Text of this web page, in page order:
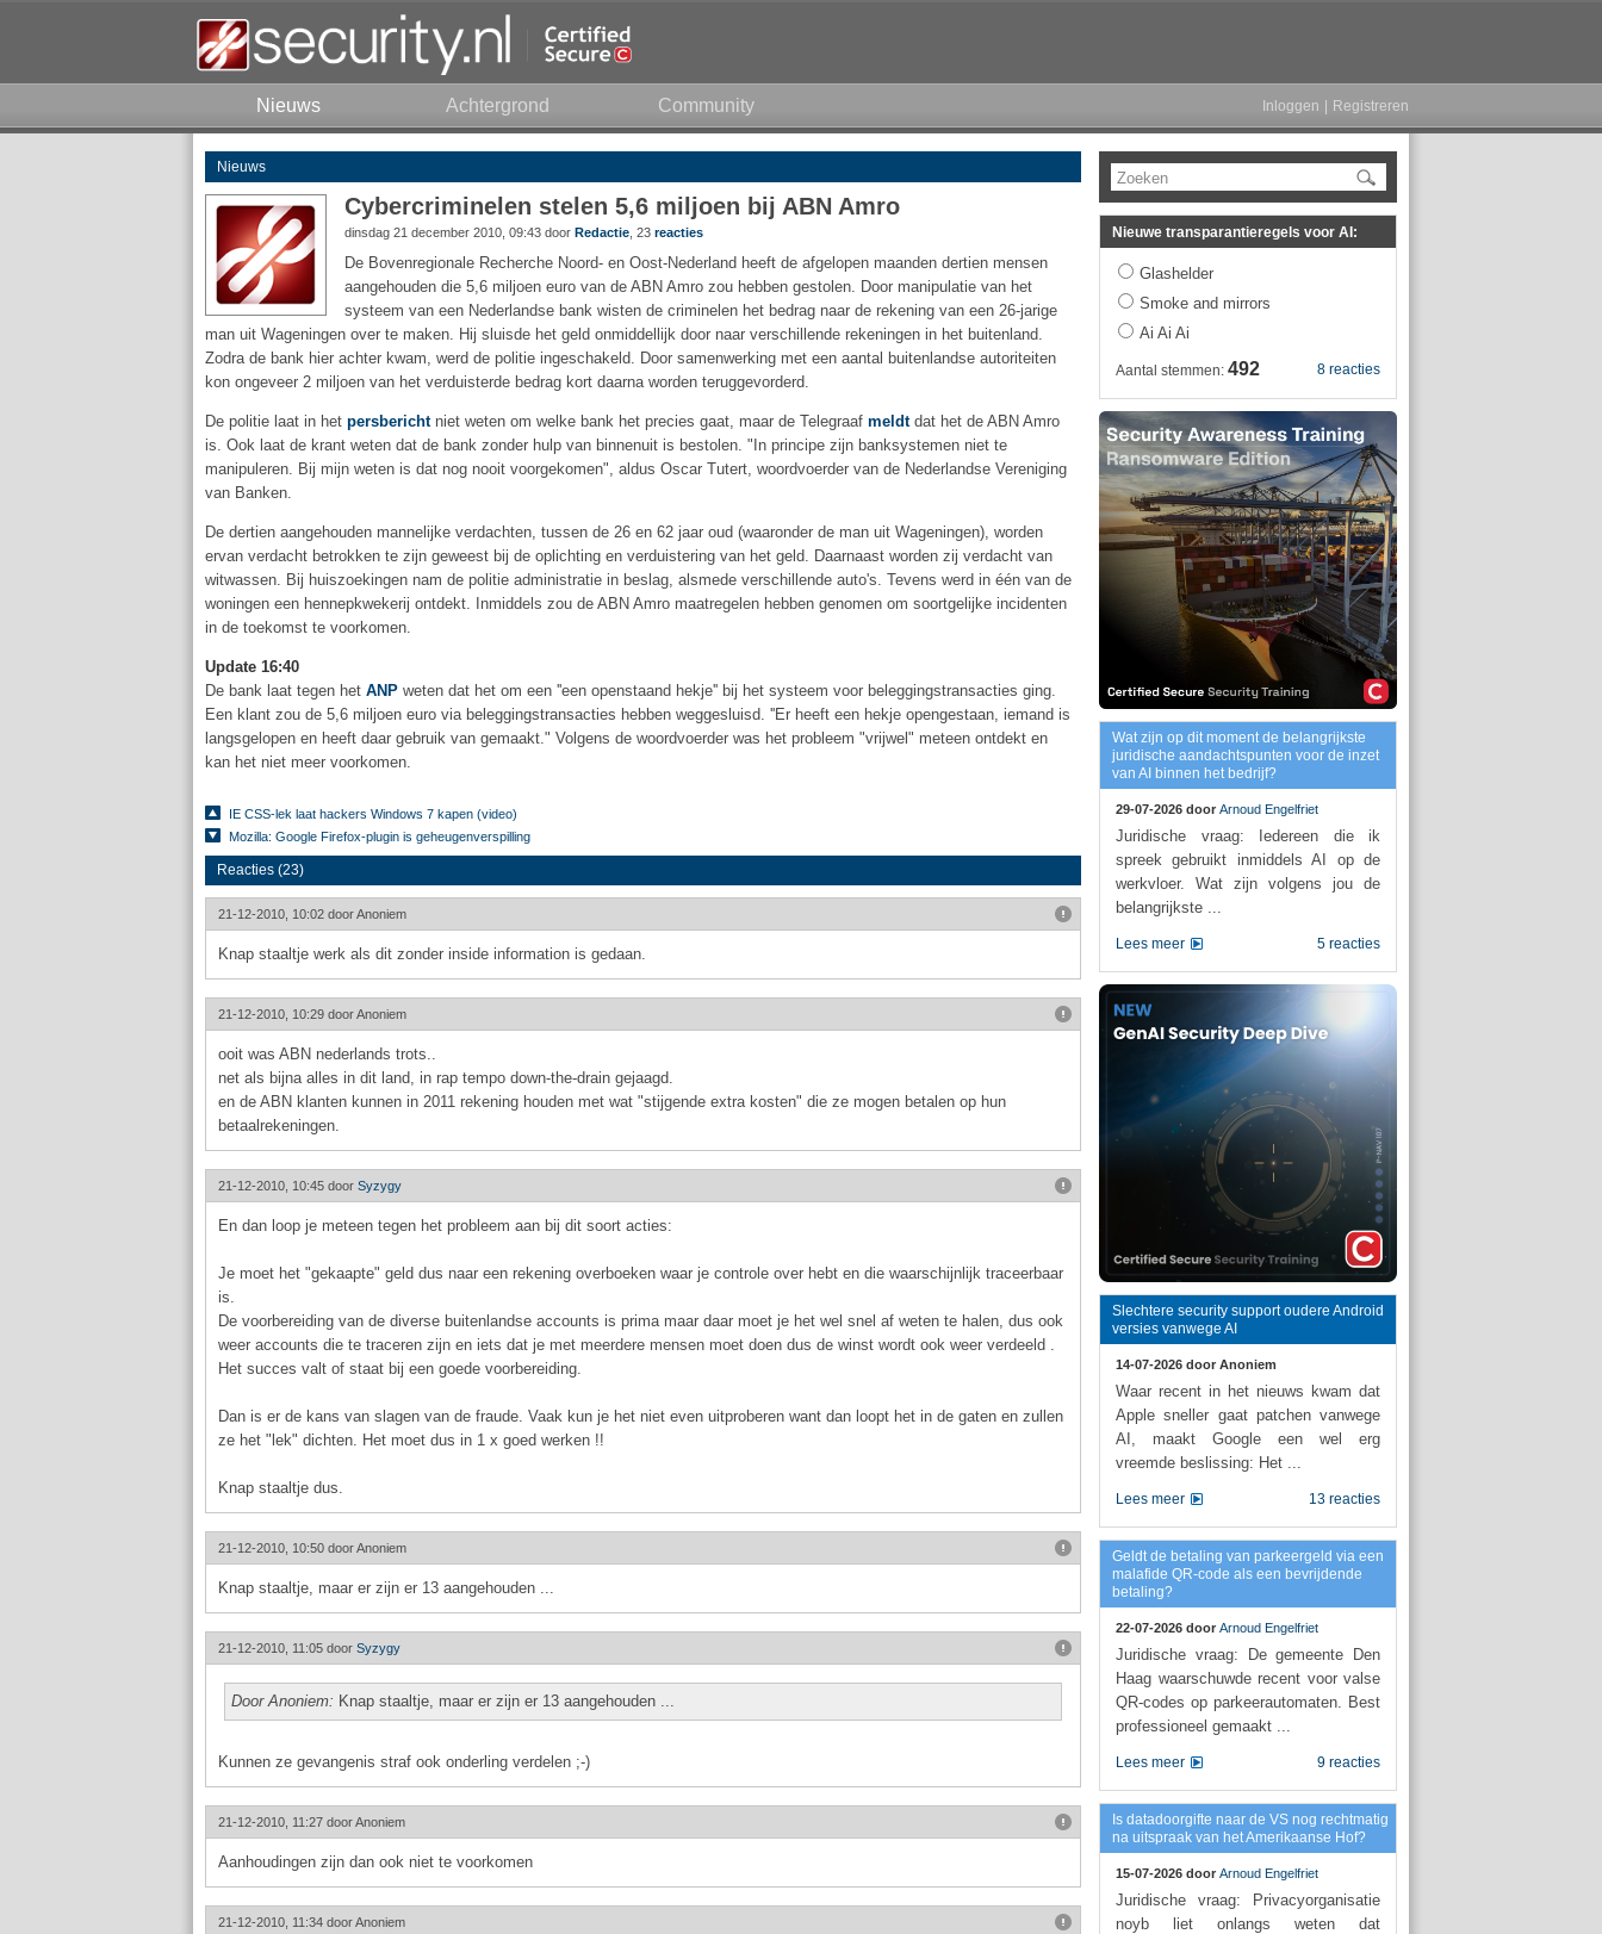
Nieuws Achtergrond Community Inloggen Registreren
Nieuws
Cybercriminelen stelen 5,6 miljoen bij ABN Amro
dinsdag 21 december 2010, 09:43 door Redactie , 23 reacties
De Bovenregionale Recherche Noord- en Oost-Nederland heeft de afgelopen maanden dertien mensen
aangehouden die 5,6 miljoen euro van de ABN Amro zou hebben gestolen. Door manipulatie van het
systeem van een Nederlandse bank wisten de criminelen het bedrag naar de rekening van een 26-jarige
man uit Wageningen over te maken. Hij sluisde het geld onmiddellijk door naar verschillende rekeningen in het buitenland.
Zodra de bank hier achter kwam, werd de politie ingeschakeld. Door samenwerking met een aantal buitenlandse autoriteiten
kon ongeveer 2 miljoen van het verduisterde bedrag kort daarna worden teruggevorderd.
De politie laat in het persberichtniet weten om welke bank het precies gaat, maar de Telegraaf meldtdat het de ABN Amro
is. Ook laat de krant weten dat de bank zonder hulp van binnenuit is bestolen. "In principe zijn banksystemen niet te
manipuleren. Bij mijn weten is dat nog nooit voorgekomen", aldus Oscar Tutert, woordvoerder van de Nederlandse Vereniging
van Banken.
De dertien aangehouden mannelijke verdachten, tussen de 26 en 62 jaar oud (waaronder de man uit Wageningen), worden
ervan verdacht betrokken te zijn geweest bij de oplichting en verduistering van het geld. Daarnaast worden zij verdacht van
witwassen. Bij huiszoekingen nam de politie administratie in beslag, alsmede verschillende auto's. Tevens werd in één van de
woningen een hennepkwekerij ontdekt. Inmiddels zou de ABN Amro maatregelen hebben genomen om soortgelijke incidenten
in de toekomst te voorkomen.
Update 16:40
De bank laat tegen het ANP weten dat het om een ''een openstaand hekje'' bij het systeem voor beleggingstransacties ging.
Een klant zou de 5,6 miljoen euro via beleggingstransacties hebben weggesluisd. ''Er heeft een hekje opengestaan, iemand is
langsgelopen en heeft daar gebruik van gemaakt." Volgens de woordvoerder was het probleem "vrijwel" meteen ontdekt en
kan het niet meer voorkomen.
IE CSS-lek laat hackers Windows 7 kapen (video)
Mozilla: Google Firefox-plugin is geheugenverspilling
Reacties (23)
21-12-2010, 10:02 doorAnoniem
Knap staaltje werk als dit zonder inside information is gedaan.
21-12-2010, 10:29 doorAnoniem
ooit was ABN nederlands trots..
net als bijna alles in dit land, in rap tempo down-the-drain gejaagd.
en de ABN klanten kunnen in 2011 rekening houden met wat "stijgende extra kosten" die ze mogen betalen op hun
betaalrekeningen.
21-12-2010, 10:45 door Syzygy
En dan loop je meteen tegen het probleem aan bij dit soort acties:
Je moet het "gekaapte" geld dus naar een rekening overboeken waar je controle over hebt en die waarschijnlijk traceerbaar
is.
De voorbereiding van de diverse buitenlandse accounts is prima maar daar moet je het wel snel af weten te halen, dus ook
weer accounts die te traceren zijn en iets dat je met meerdere mensen moet doen dus de winst wordt ook weer verdeeld .
Het succes valt of staat bij een goede voorbereiding.
Dan is er de kans van slagen van de fraude. Vaak kun je het niet even uitproberen want dan loopt het in de gaten en zullen
ze het "lek" dichten. Het moet dus in 1 x goed werken !!
Knap staaltje dus.
21-12-2010, 10:50 doorAnoniem
Knap staaltje, maar er zijn er 13 aangehouden ...
21-12-2010, 11:05 door Syzygy
Door Anoniem: Knap staaltje, maar er zijn er 13 aangehouden ...
Kunnen ze gevangenis straf ook onderling verdelen ;-)
21-12-2010, 11:27 doorAnoniem
Aanhoudingen zijn dan ook niet te voorkomen
21-12-2010, 11:34 doorAnoniem
Zoeken
Nieuwe transparantieregels voor AI:
Glashelder
Smoke and mirrors
Ai Ai Ai
8 reacties
Aantal stemmen: 492
Wat zijn op dit moment de belangrijkste
juridische aandachtspunten voor de inzet
van AI binnen het bedrijf?
29-07-2026 door Arnoud Engelfriet
Juridische vraag: Iedereen die ik
spreek gebruikt inmiddels AI op de
werkvloer. Wat zijn volgens jou de
belangrijkste ...
5 reacties
Lees meer
Slechtere security support oudere Android
versies vanwege AI
14-07-2026 door Anoniem
Waar recent in het nieuws kwam dat
Apple sneller gaat patchen vanwege
AI, maakt Google een wel erg
vreemde beslissing: Het ...
13 reacties
Lees meer
Geldt de betaling van parkeergeld via een
malafide QR-code als een bevrijdende
betaling?
22-07-2026 door Arnoud Engelfriet
Juridische vraag: De gemeente Den
Haag waarschuwde recent voor valse
QR-codes op parkeerautomaten. Best
professioneel gemaakt ...
9 reacties
Lees meer
Is datadoorgifte naar de VS nog rechtmatig
na uitspraak van het Amerikaanse Hof?
15-07-2026 door Arnoud Engelfriet
Juridische vraag: Privacyorganisatie
noyb liet onlangs weten dat